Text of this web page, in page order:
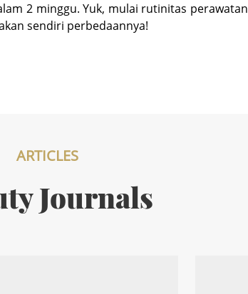
2 minggu. Yuk, mulai rutinitas perawatan
sendiri perbedaannya!
ARTICLES
Journals